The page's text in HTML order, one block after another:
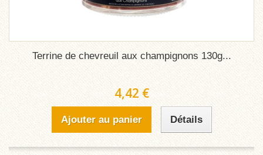
Terrine de chevreuil aux champignons 130g...
4,42 €
Ajouter au panier Détails